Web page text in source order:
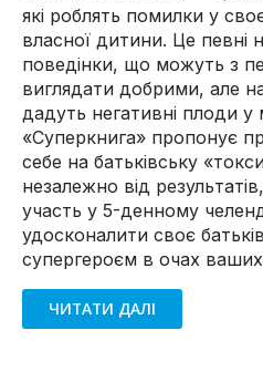
які роблять помилки у
власної дитини. Це певні
поведінки, що можуть з
виглядати добрими, але
дадуть негативні плоди
«Суперкнига» пропонує
себе на батьківську
незалежно від
участь у 5-денному
удосконалити своє
супергероєм в очах
ЧИТАТИ ДАЛІ